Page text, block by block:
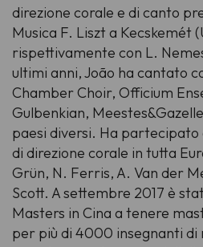
direzione corale e di canto
Musica F. Liszt a Kecskemét
rispettivamente con L.
ultimi anni, João ha cantato
Chamber Choir, Officium
Gulbenkian,
paesi diversi. Ha partecipato
di direzione corale in tutta
Grün, N. Ferris, A. Van der
Scott. A settembre 2017 è
Masters in Cina a tenere
per più di 4000 insegnanti di